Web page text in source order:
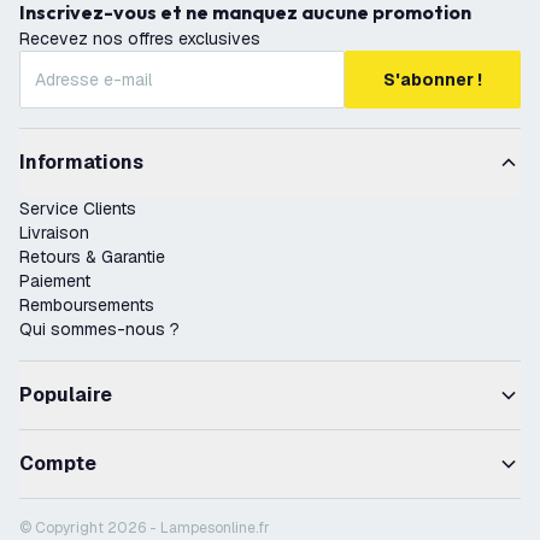
Inscrivez-vous et ne manquez aucune promotion
Recevez nos offres exclusives
S'abonner !
Informations
Service Clients
Livraison
Retours & Garantie
Paiement
Remboursements
Qui sommes-nous ?
Populaire
Compte
© Copyright 2026 - Lampesonline.fr